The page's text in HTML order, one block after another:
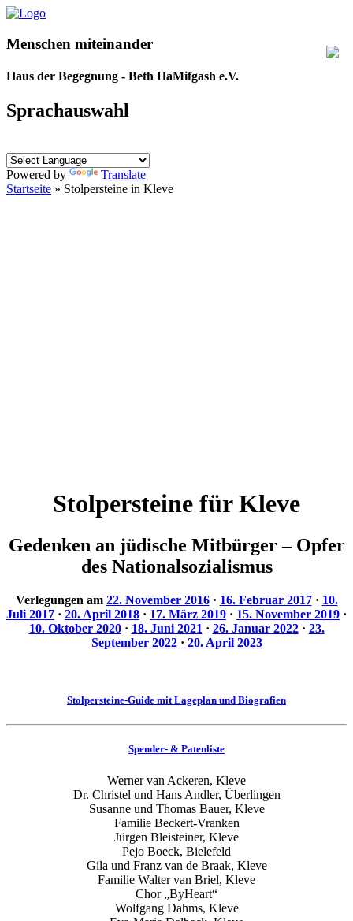
Menschen miteinander
Haus der Begegnung - Beth HaMifgash e.V.
Sprachauswahl
Powered by
Translate
Startseite » Stolpersteine in Kleve
Stolpersteine für Kleve
Gedenken an jüdische Mitbürger – Opfer
des Nationalsozialismus
Verlegungen am 22. November 2016· 16. Februar 2017· 10.
Juli 2017 · 20. April 2018 · 17. März 2019 · 15. November 2019 ·
10. Oktober 2020· 18. Juni 2021 · 26. Januar 2022· 23.
September 2022· 20. April 2023
Stolpersteine-Guide mit Lageplan und Biografien
Spender- & Patenliste
Werner van Ackeren, Kleve
Dr. Christel und Hans Andler, Überlingen
Susanne und Thomas Bauer, Kleve
Familie Beckert-Vranken
Jürgen Bleisteiner, Kleve
Pejo Boeck, Bielefeld
Gila und Franz van de Braak, Kleve
Familie Walter van Briel, Kleve
Chor „ByHeart“
Wolfgang Dahms, Kleve